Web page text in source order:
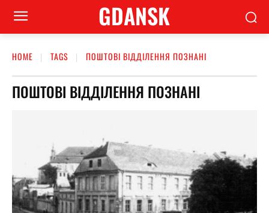
GDANSK
HOME TAGS ПОШТОВІ ВІДДІЛЕННЯ ПОЗНАНІ
ПОШТОВІ ВІДДІЛЕННЯ ПОЗНАНІ